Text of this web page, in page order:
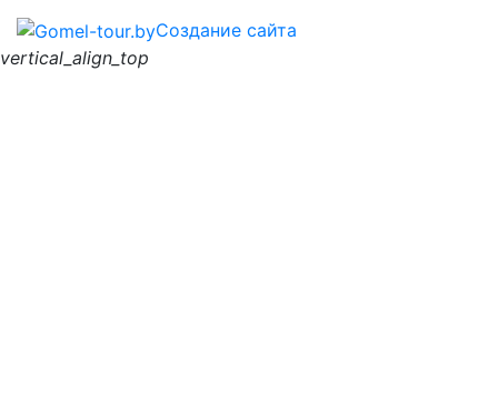
Создание сайта
vertical_align_top